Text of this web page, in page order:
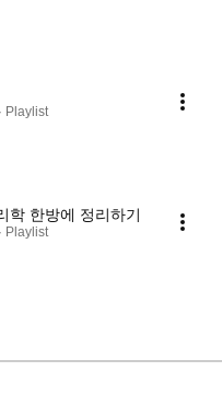
Playlist
학 한방에 정리하기
Playlist